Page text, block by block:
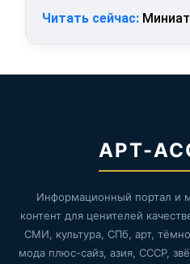
Читать сейчас:
АРТ-
Информационный портал и
контент для ценителей
СМИ, культура, СПб, арт,
мода плюс-сайз, азия, СССР,